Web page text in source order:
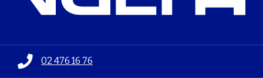
02 476 16 76